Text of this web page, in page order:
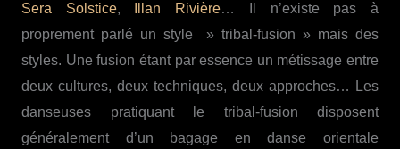
Sera Solstice, Illan Rivière… Il n’existe pas à
proprement parlé un style » tribal-fusion » mais des
styles. Une fusion étant par essence un métissage entre
deux cultures, deux techniques, deux approches… Les
danseuses pratiquant le tribal-fusion disposent
généralement d’un bagage en danse orientale